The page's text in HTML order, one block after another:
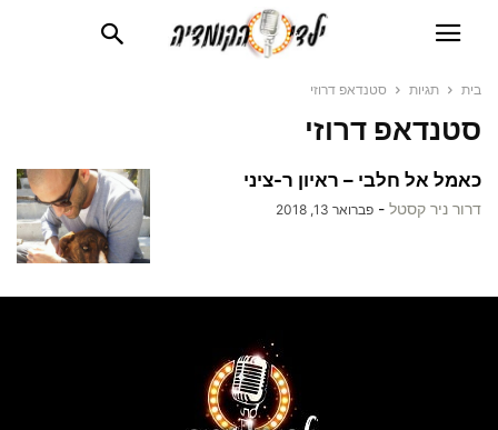
בית תגיות סטנדאפ דרוזי
סטנדאפ דרוזי
כאמל אל חלבי – ראיון ר-ציני
דרור ניר קסטל - פברואר 13, 2018